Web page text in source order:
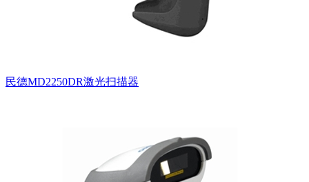
民德MD2250DR激光扫描器